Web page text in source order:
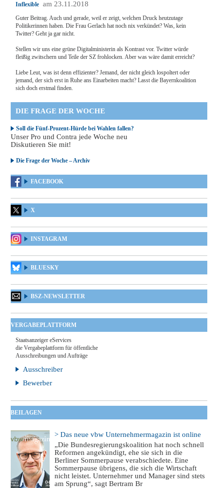
Inflexible am 23.11.2018
Guter Beitrag. Auch und gerade, weil er zeigt, welchen Druck heutzutage
Politikerinnen haben. Die Frau Gerlach hat noch nix verkündet? Was, kein
Twitter? Geht ja gar nicht.
Stellen wir uns eine grüne Digitalministerin als Kontrast vor. Twitter würde
fleißig zwitschern und Teile der SZ frohlocken. Aber was wäre damit erreicht?
Liebe Leut, was ist denn effizienter? Jemand, der nicht gleich lospoltert oder
jemand, der sich erst in Ruhe ans Einarbeiten macht? Lasst die Bayernkoalition
sich doch erstmal finden.
DIE FRAGE DER WOCHE
Soll die Fünf-Prozent-Hürde bei Wahlen fallen?
Unser Pro und Contra jede Woche neu
Diskutieren Sie mit!
Die Frage der Woche – Archiv
FACEBOOK
X
INSTAGRAM
BLUESKY
BSZ-NEWSLETTER
VERGABEPLATTFORM
Staatsanzeiger eServices
die Vergabeplattform für öffentliche
Ausschreibungen und Aufträge
Ausschreiber
Bewerber
BEILAGEN
> Das neue vbw Unternehmermagazin ist online
„Die Bundesregierungskoalition hat noch schnell
Reformen angekündigt, ehe sie sich in die
Berliner Sommerpause verabschiedete. Eine
Sommerpause übrigens, die sich die Wirtschaft
nicht leistet. Unternehmer und Manager sind stets
am Sprung“, sagt Bertram Br